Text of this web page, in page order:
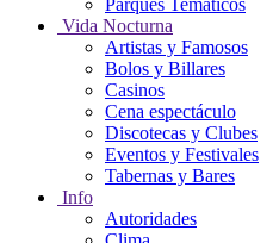
Parques Temáticos
Vida Nocturna
Artistas y Famosos
Bolos y Billares
Casinos
Cena espectáculo
Discotecas y Clubes
Eventos y Festivales
Tabernas y Bares
Info
Autoridades